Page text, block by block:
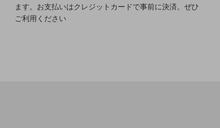
ます。お支払いはクレジットカードで事前に決済。ぜひ
ご利用ください